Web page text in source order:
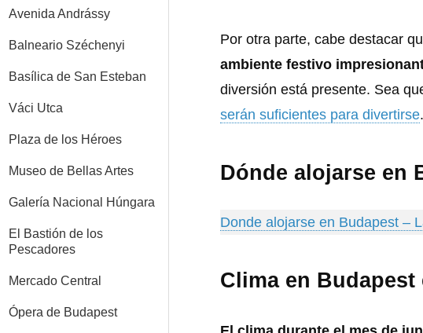
Por otra parte, cabe destacar
ambiente festivo
diversión está presente. Sea
serán suficientes para divertirse.
Dónde alojarse en
Donde alojarse en Budapest –
Clima en
Avenida Andrássy
Balneario Széchenyi
Basílica de San Esteban
Váci Utca
Plaza de los Héroes
Museo de Bellas Artes
Galería Nacional Húngara
El Bastión de los
Pescadores
Mercado Central
Ópera de Budapest